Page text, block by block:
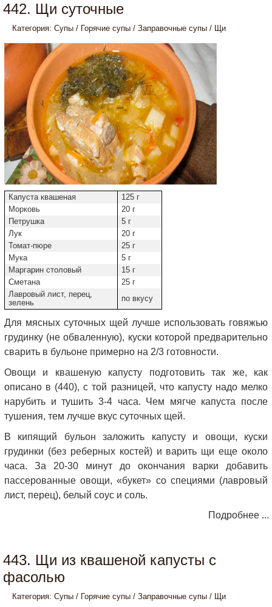
442. Щи суточные
Категория: Супы / Горячие супы / Заправочные супы / Щи
Капуста квашеная
125 г
Морковь
20 г
Петрушка
5 г
Лук
20 г
Томат-пюре
25 г
Мука
5 г
Маргарин столовый
15 г
Сметана
25 г
Лавровый лист, перец,
зелень
по вкусу
Для мясных суточных щей лучше использовать говяжью
грудинку (не обваленную), куски которой предварительно
сварить в бульоне примерно на 2/3 готовности.
Овощи и квашеную капусту подготовить так же, как
описано в (440), с той разницей, что капусту надо мелко
нарубить и тушить 3-4 часа. Чем мягче капуста после
тушения, тем лучше вкус суточных щей.
В кипящий бульон заложить капусту и овощи, куски
грудинки (без реберных костей) и варить щи еще около
часа. За 20-30 минут до окончания варки добавить
пассерованные овощи, «букет» со специями (лавровый
лист, перец), белый соус и соль.
Подробнее ...
443. Щи из квашеной капусты с
фасолью
Категория: Супы / Горячие супы / Заправочные супы / Щи